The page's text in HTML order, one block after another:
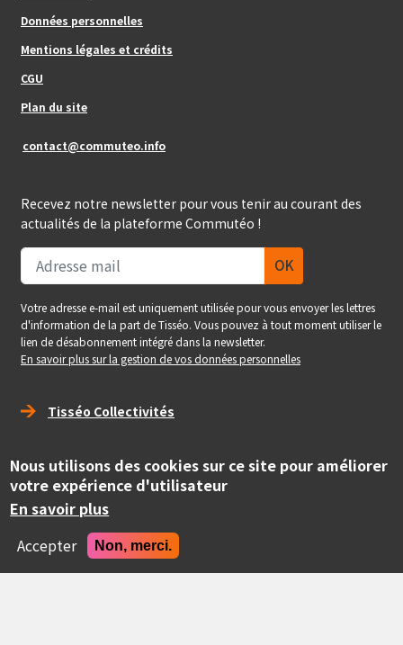
Données personnelles
Mentions légales et crédits
CGU
Plan du site
contact@commuteo.info
Recevez notre newsletter pour vous tenir au courant des
actualités de la plateforme Commutéo !
Votre adresse e-mail est uniquement utilisée pour vous envoyer les lettres
d'information de la part de Tisséo. Vous pouvez à tout moment utiliser le
lien de désabonnement intégré dans la newsletter.
En savoir plus sur la gestion de vos données personnelles
Right_footer
Tisséo Collectivités
Tisséo Voyageurs
social
Copyright
© Tisséo Collectivités 2020 - Autorité organisatrice des
Nous utilisons des cookies sur ce site pour améliorer
votre expérience d'utilisateur
En savoir plus
Accepter
Non, merci.